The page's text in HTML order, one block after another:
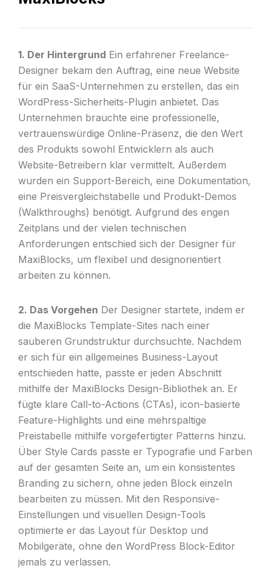
1. Der HintergrundEin erfahrener Freelance-
Designer bekam den Auftrag, eine neue Website
für ein SaaS-Unternehmen zu erstellen, das ein
WordPress-Sicherheits-Plugin anbietet. Das
Unternehmen brauchte eine professionelle,
vertrauenswürdige Online-Präsenz, die den Wert
des Produkts sowohl Entwicklern als auch
Website-Betreibern klar vermittelt. Außerdem
wurden ein Support-Bereich, eine Dokumentation,
eine Preisvergleichstabelle und Produkt-Demos
(Walkthroughs) benötigt. Aufgrund des engen
Zeitplans und der vielen technischen
Anforderungen entschied sich der Designer für
MaxiBlocks, um flexibel und designorientiert
arbeiten zu können.
2. Das Vorgehen Der Designer startete, indem er
die MaxiBlocks Template-Sites nach einer
sauberen Grundstruktur durchsuchte. Nachdem
er sich für ein allgemeines Business-Layout
entschieden hatte, passte er jeden Abschnitt
mithilfe der MaxiBlocks Design-Bibliothek an. Er
fügte klare Call-to-Actions (CTAs), icon-basierte
Feature-Highlights und eine mehrspaltige
Preistabelle mithilfe vorgefertigter Patterns hinzu.
Über Style Cards passte er Typografie und Farben
auf der gesamten Seite an, um ein konsistentes
Branding zu sichern, ohne jeden Block einzeln
bearbeiten zu müssen. Mit den Responsive-
Einstellungen und visuellen Design-Tools
optimierte er das Layout für Desktop und
Mobilgeräte, ohne den WordPress Block-Editor
jemals zu verlassen.